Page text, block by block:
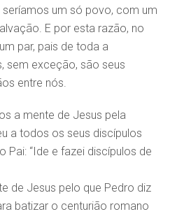
seríamos um só povo, com um
E por esta razão, no
par, pais de toda a
sem exceção, são seus
entre nós.
a mente de Jesus pela
a todos os seus discípulos
Pai: “Ide e fazei discípulos de
de Jesus pelo que Pedro diz
batizar o centurião romano